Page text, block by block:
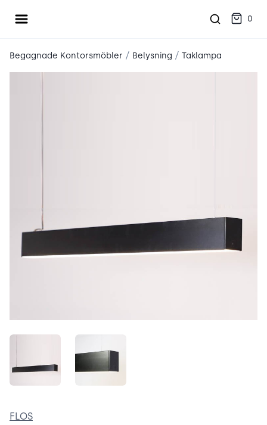
Öppna meny 0
Begagnade Kontorsmöbler / Belysning / Taklampa
FLOS